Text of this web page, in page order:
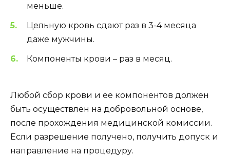
меньше.
Цельную кровь сдают раз в 3-4 месяца
даже мужчины.
Компоненты крови – раз в месяц.
Любой сбор крови и ее компонентов должен
быть осуществлен на добровольной основе,
после прохождения медицинской комиссии.
Если разрешение получено, получить допуск и
направление на процедуру.